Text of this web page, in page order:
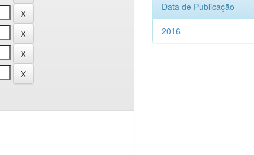
Data de Publicação
2016